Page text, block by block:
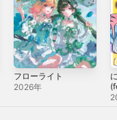
フローライト
2026年